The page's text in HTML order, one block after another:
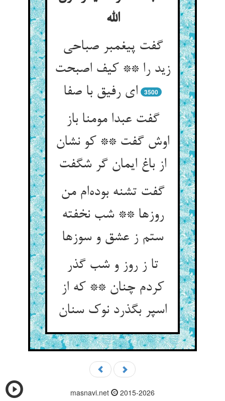
الله‌‌
گفت پیغمبر صباحی
زید را ** کیف اصبحت
ای رفیق با صفا
3500
گفت عبدا مومنا باز
اوش گفت ** کو نشان
گفت تشنه بوده‌‌ام من
روزها ** شب نخفته
ستم ز عشق و سوزها
تا ز روز و شب گذر
کردم چنان ** که از
masnavi.net 2015-2026